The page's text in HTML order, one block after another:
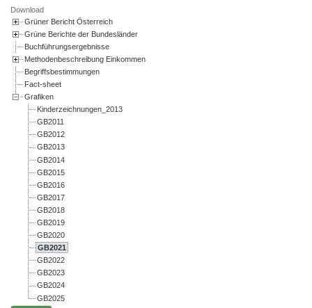
Download
Grüner Bericht Österreich
Grüne Berichte der Bundesländer
Buchführungsergebnisse
Methodenbeschreibung Einkommen
Begriffsbestimmungen
Fact-sheet
Grafiken
Kinderzeichnungen_2013
GB2011
GB2012
GB2013
GB2014
GB2015
GB2016
GB2017
GB2018
GB2019
GB2020
GB2021
GB2022
GB2023
GB2024
GB2025